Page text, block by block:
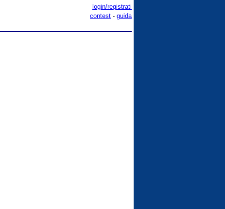
login/registrati
contest - guida